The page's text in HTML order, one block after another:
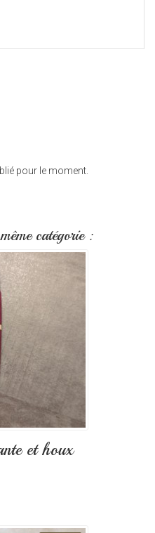
pour le moment.
catégorie :
et houx